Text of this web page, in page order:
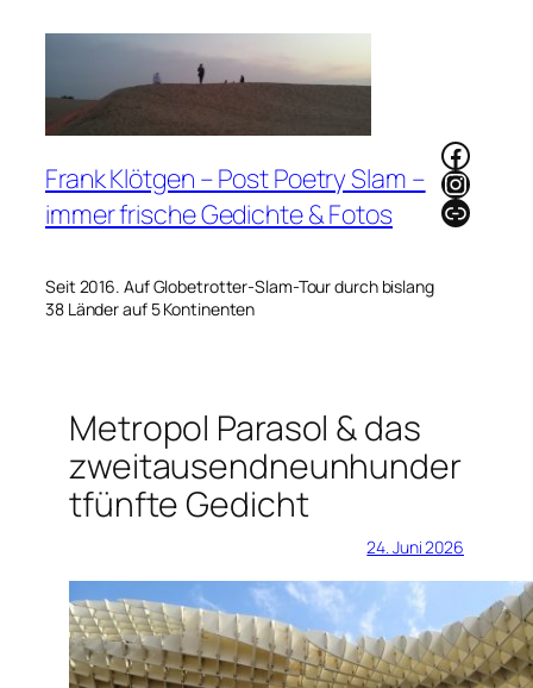
Frank Klötgen – Post Poetry Slam –
immer frische Gedichte & Fotos
Seit 2016. Auf Globetrotter-Slam-Tour durch bislang
38 Länder auf 5 Kontinenten
Link
Metropol Parasol & das
zweitausendneunhunder
tfünfte Gedicht
24. Juni 2026